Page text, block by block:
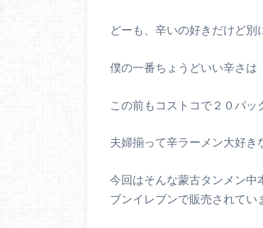
どーも、辛いの好きだけど別
僕の一番ちょうどいい辛さは
この前もコストコで２０パッ
夫婦揃って辛ラーメン大好き
今回はそんな蒙古タンメン中
ブンイレブンで販売されてい